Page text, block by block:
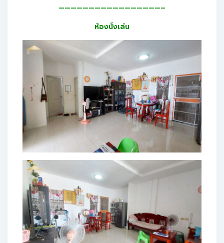
—————————————————–
ห้องนั่งเล่น